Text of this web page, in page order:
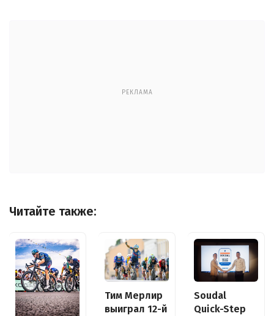
РЕКЛАМА
Читайте также:
Тим Мерлир
выиграл 12-й
Soudal
Quick-Step